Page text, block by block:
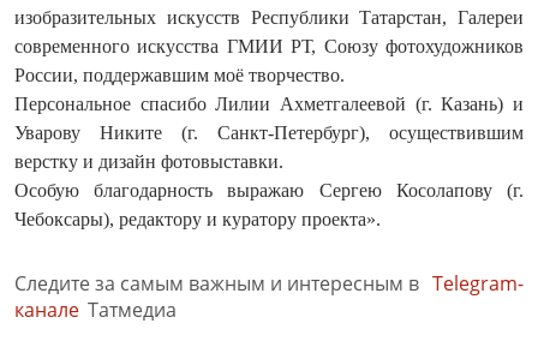
изобразительных искусств Республики Татарстан, Галереи
современного искусства ГМИИ РТ, Союзу фотохудожников
России, поддержавшим моё творчество.
Персональное спасибо Лилии Ахметгалеевой (г. Казань) и
Уварову Никите (г. Санкт-Петербург), осуществившим
верстку и дизайн фотовыставки.
Особую благодарность выражаю Сергею Косолапову (г.
Чебоксары), редактору и куратору проекта».
Следите за самым важным и интересным в Telegram-
канале Татмедиа